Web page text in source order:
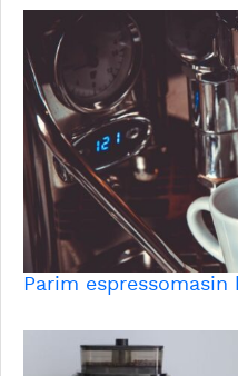
Parim